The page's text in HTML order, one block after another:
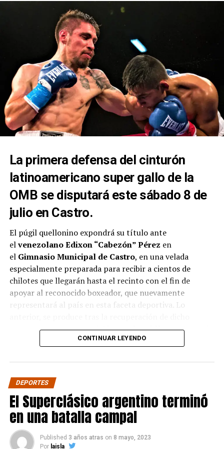
La primera defensa del cinturón
latinoamericano super gallo de la
OMB se disputará este sábado 8 de
julio en Castro.
El púgil quellonino expondrá su título ante
elvenezolano Edixon “Cabezón” Pérez en
el Gimnasio Municipal de Castro, en una velada
especialmente preparada para recibir a cientos de
chilotes que llegarán hasta el recinto con el fin de
apoyar al reconocido boxeador, que nuevamente
representará al país en esta faceta deportiva. Lo
campeonato por parte delboxeador chileno, el pasado
mes de abril ante elboliviano Ramón Averanga
La velada contará además con siete combates
preliminares con los mejores
la zona. Este evento es único en la provincia, y es
realizado íntegramente por laproductora del
boxeador, Pancora Promotions, contando con el
auspicio de empresas e industrias locales.
CONTINUAR LEYENDO
DEPORTES
El Superclásico argentino terminó
en una batalla campal
Published 3 años atras on 8 mayo, 2023
Por laisla